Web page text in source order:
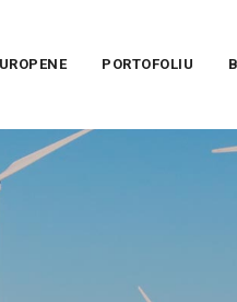
PORTOFOLIU